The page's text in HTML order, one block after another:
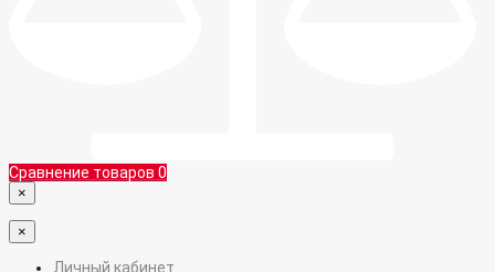
Сравнение товаров 0
×
×
Личный кабинет